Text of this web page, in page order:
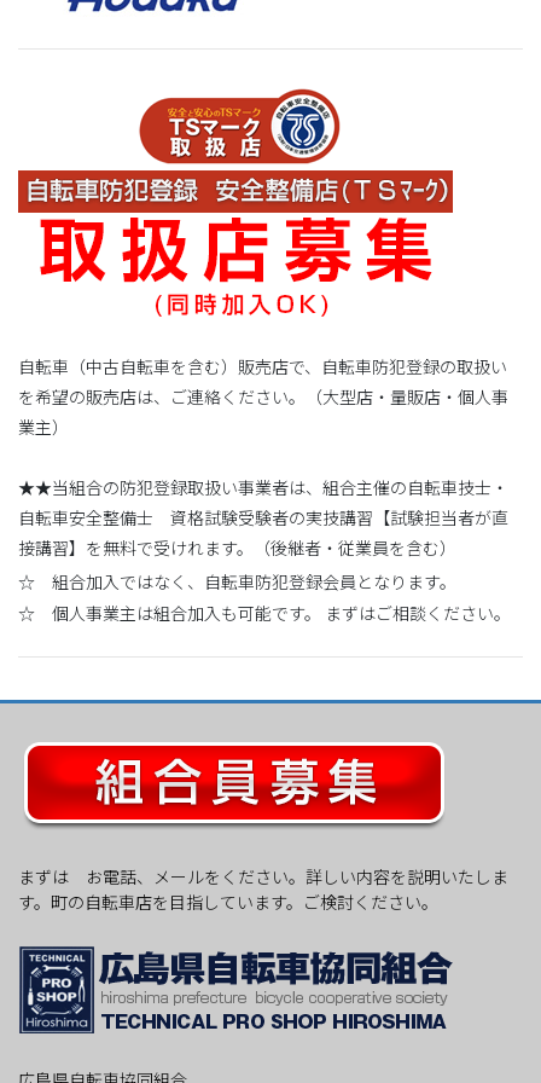
自転車（中古自転車を含む）販売店で、自転車防犯登録の取扱い
を希望の販売店は、ご連絡ください。（大型店・量販店・個人事
業主）
★★当組合の防犯登録取扱い事業者は、組合主催の自転車技士・
自転車安全整備士 資格試験受験者の実技講習【試験担当者が直
接講習】を無料で受けれます。（後継者・従業員を含む）
☆ 組合加入ではなく、自転車防犯登録会員となります。
☆ 個人事業主は組合加入も可能です。 まずはご相談ください。
まずは お電話、メールをください。詳しい内容を説明いたしま
す。町の自転車店を目指しています。ご検討ください。